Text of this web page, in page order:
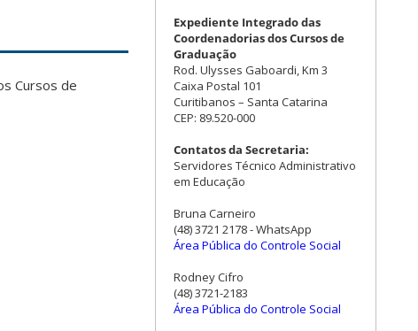
Cursos de
Expediente Integrado das
Coordenadorias dos Cursos de
Graduação
Rod. Ulysses Gaboardi, Km 3
Caixa Postal 101
Curitibanos – Santa Catarina
CEP: 89.520-000
Contatos da Secretaria:
Servidores Técnico Administrativo
em Educação
Bruna Carneiro
(48) 3721 2178 - WhatsApp
Área Pública do Controle Social
Rodney Cifro
(48) 3721-2183
Área Pública do Controle Social